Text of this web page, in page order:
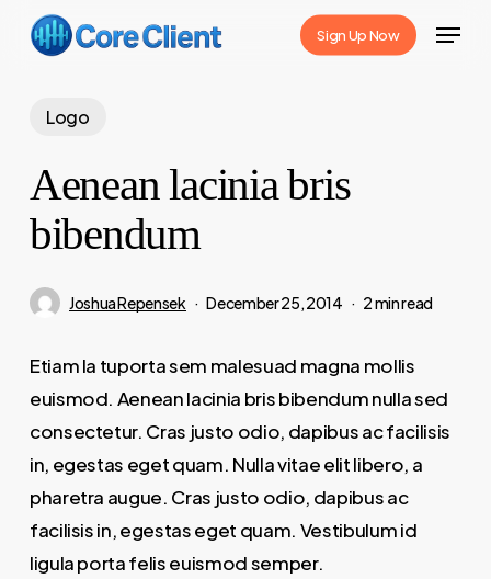
Skip
content
Sign Up Now Menu
Logo
Aenean lacinia bris
bibendum
Joshua Repensek December 25, 2014 2 min read
Etiam la tuporta sem malesuad magna mollis
euismod. Aenean lacinia bris bibendum nulla sed
consectetur. Cras justo odio, dapibus ac facilisis
in, egestas eget quam. Nulla vitae elit libero, a
pharetra augue. Cras justo odio, dapibus ac
facilisis in, egestas eget quam. Vestibulum id
ligula porta felis euismod semper.